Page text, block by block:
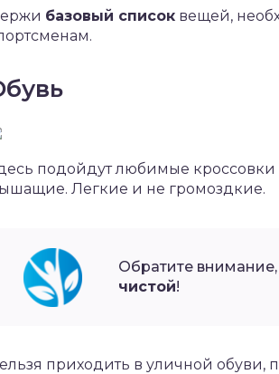
базовый список вещей,
подойдут любимые
Легкие и не громоздкие.
Обратите
чистой!
приходить в уличной обуви,